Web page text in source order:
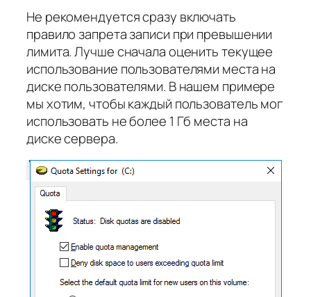
Не рекомендуется сразу включать
правило запрета записи при превышении
лимита. Лучше сначала оценить текущее
использование пользователями места на
диске пользователями. В нашем примере
мы хотим, чтобы каждый пользователь мог
использовать не более 1 Гб места на
диске сервера.